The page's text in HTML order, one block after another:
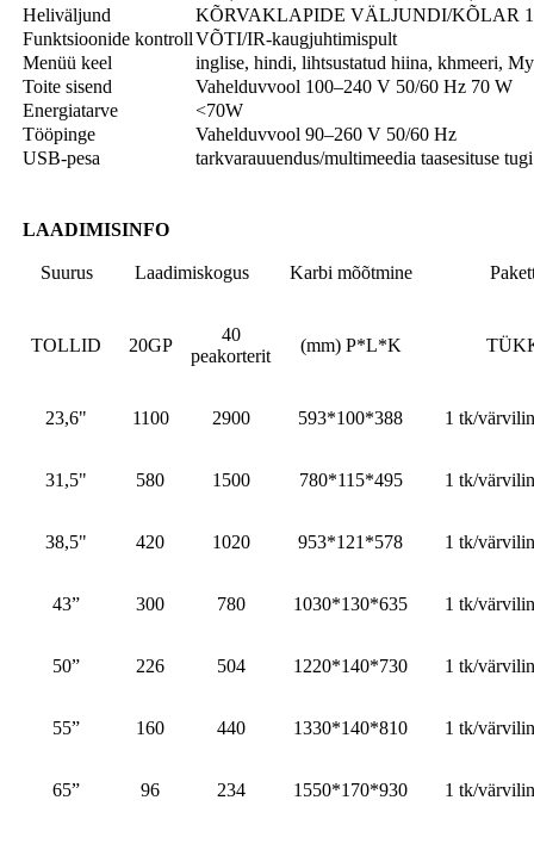
Heliväljund
KÕRVAKLAPIDE VÄLJUNDI/KÕLAR
Funktsioonide kontrollVÕTI/IR-kaugjuhtimispult
Menüü keel
inglise, hindi, lihtsustatud hiina, khmeeri,
Toite sisend
Vahelduvvool 100–240 V 50/60 Hz 70 W
Energiatarve
<70W
Tööpinge
Vahelduvvool 90–260 V 50/60 Hz
USB-pesa
tarkvarauuendus/multimeedia taasesituse
LAADIMISINFO
Suurus Laadimiskogus Karbi mõõtmine
TOLLID 20GP
40
peakorterit
(mm) P*L*K
23,6" 1100 2900 593*100*388 1 tk/
31,5" 580 1500 780*115*495 1 tk/
38,5" 420 1020 953*121*578 1 tk/
43” 300 780 1030*130*635 1 tk/
50” 226 504 1220*140*730 1 tk/
55” 160 440 1330*140*810 1 tk/
65” 96 234 1550*170*930 1 tk/